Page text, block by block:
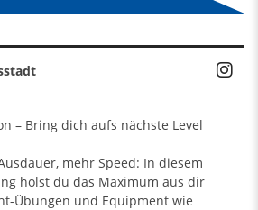
– Bring dich aufs nächste Level
mehr Speed: In diesem
holst du das Maximum aus dir
Übungen und Equipment wie